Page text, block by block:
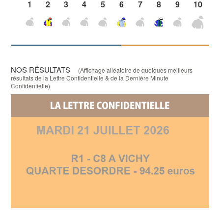
1 2 3 4 5 6 7 8 9 10
NOS RÉSULTATS
(Affichage alléatoire de quelques meilleurs
résultats de la Lettre Confidentielle & de la Dernière Minute
Confidentielle)